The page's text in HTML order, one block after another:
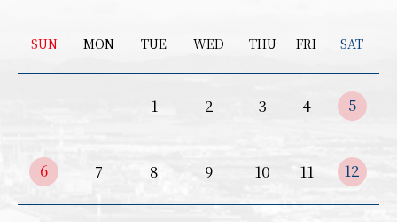
SUN MON TUE WED THU FRI SAT
1 2 3 4 5
6 7 8 9 10 11 12